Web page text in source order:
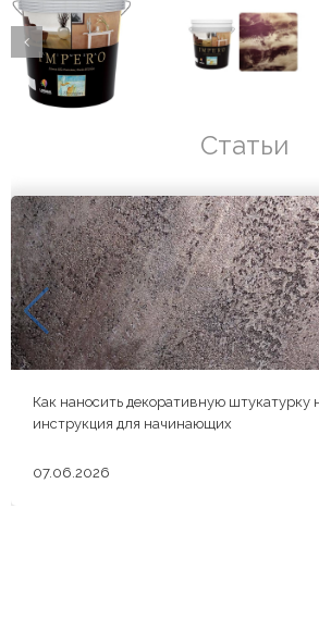
Статьи
Как наносить декоративную штукатурку
инструкция для начинающих
07.06.2026